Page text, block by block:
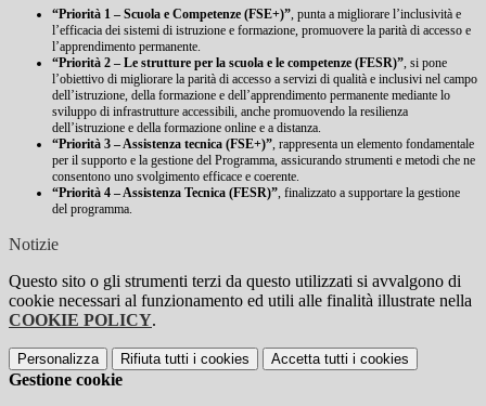
“Priorità 1 – Scuola e Competenze (FSE+)”, punta a migliorare l’inclusività e
l’efficacia dei sistemi di istruzione e formazione, promuovere la parità di accesso e
l’apprendimento permanente.
“Priorità 2 – Le strutture per la scuola e le competenze (FESR)”, si pone
l’obiettivo di migliorare la parità di accesso a servizi di qualità e inclusivi nel campo
dell’istruzione, della formazione e dell’apprendimento permanente mediante lo
sviluppo di infrastrutture accessibili, anche promuovendo la resilienza
dell’istruzione e della formazione online e a distanza.
“Priorità 3 – Assistenza tecnica (FSE+)”, rappresenta un elemento fondamentale
per il supporto e la gestione del Programma, assicurando strumenti e metodi che ne
consentono uno svolgimento efficace e coerente.
“Priorità 4 – Assistenza Tecnica (FESR)”, finalizzato a supportare la gestione
del programma.
Notizie
Questo sito o gli strumenti terzi da questo utilizzati si avvalgono di
cookie necessari al funzionamento ed utili alle finalità illustrate nella
COOKIE POLICY.
Personalizza Rifiuta tutti i cookies Accetta tutti i cookies
Gestione cookie